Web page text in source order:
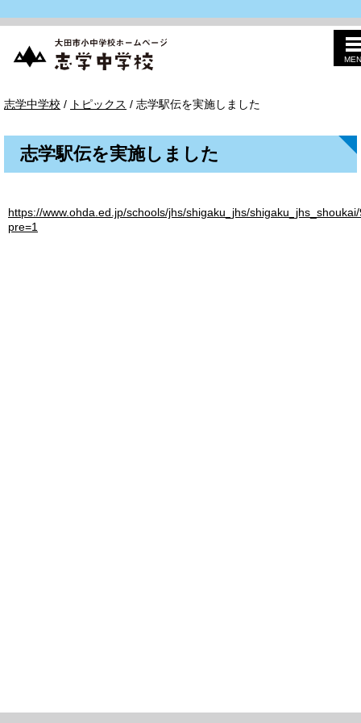
学
学
現
の
置：
志学中学校 / トピックス / 志学駅伝を実施しました
志学駅伝を実施しました
https://www.ohda.ed.jp/schools/jhs/shigaku_jhs/
pre=1